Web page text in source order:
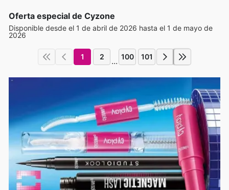
Oferta especial de Cyzone
Disponible desde el 1 de abril de 2026 hasta el 1 de mayo de
2026
1 2 ... 100 101